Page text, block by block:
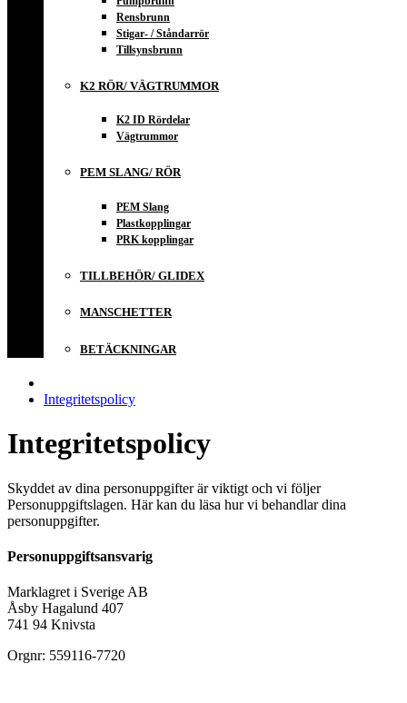
Rensbrunn
Stigar- / Ståndarrör
Tillsynsbrunn
K2 RÖR/ VÄGTRUMMOR
K2 ID Rördelar
Vägtrummor
PEM SLANG/ RÖR
PEM Slang
Plastkopplingar
PRK kopplingar
TILLBEHÖR/ GLIDEX
MANSCHETTER
BETÄCKNINGAR
Integritetspolicy
Integritetspolicy
Skyddet av dina personuppgifter är viktigt och vi följer
Personuppgiftslagen. Här kan du läsa hur vi behandlar dina
personuppgifter.
Personuppgiftsansvarig
Marklagret i Sverige AB
Åsby Hagalund 407
741 94 Knivsta
Orgnr: 559116-7720